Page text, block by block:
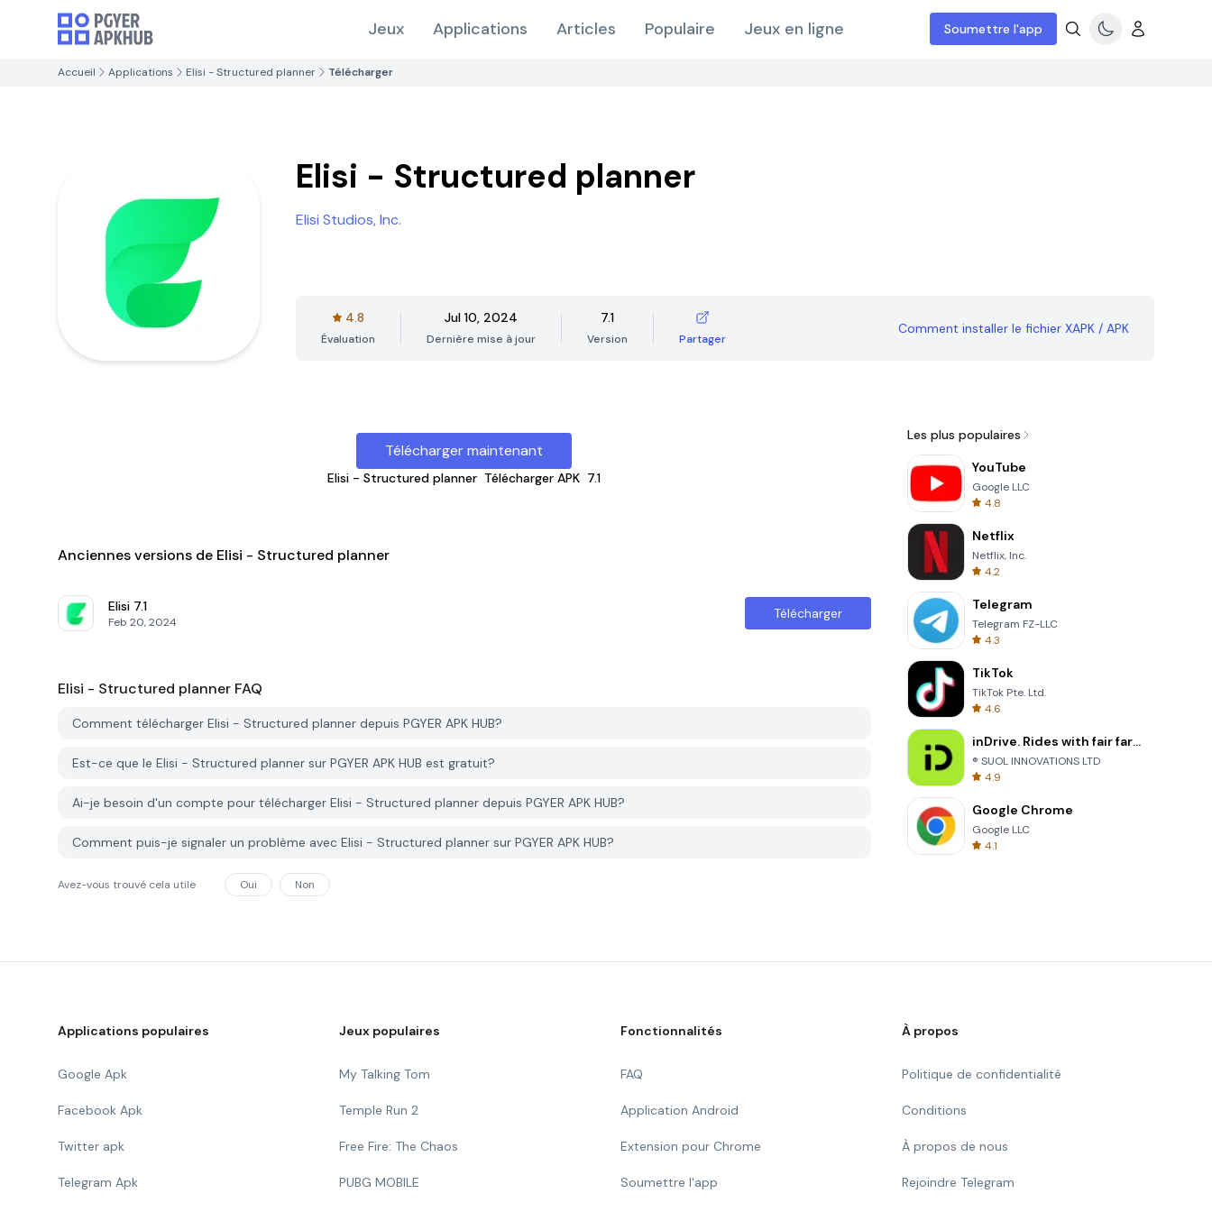
Jeux Applications Articles Populaire Jeux en ligne Soumettre l'app
Accueil Applications Elisi - Structured planner Télécharger
Elisi - Structured planner
Elisi Studios, Inc.
4.8
Évaluation
Jul 10, 2024
Dernière mise à jour
7.1
Version Partager
Comment installer le fichier XAPK / APK
Télécharger maintenant
Elisi - Structured planner Télécharger APK 7.1
Anciennes versions de Elisi - Structured planner
Elisi 7.1
Feb 20, 2024
Télécharger
Elisi - Structured planner FAQ
Comment télécharger Elisi - Structured planner depuis PGYER APK HUB?
Est-ce que le Elisi - Structured planner sur PGYER APK HUB est gratuit?
Ai-je besoin d'un compte pour télécharger Elisi - Structured planner depuis PGYER APK HUB?
Comment puis-je signaler un problème avec Elisi - Structured planner sur PGYER APK HUB?
Avez-vous trouvé cela utile Oui Non
Les plus populaires
YouTube
Google LLC
4.8
Netflix
Netflix, Inc.
4.2
Telegram
Telegram FZ-LLC
4.3
TikTok
TikTok Pte. Ltd.
4.6
inDrive. Rides with fair fares
® SUOL INNOVATIONS LTD
4.9
Google Chrome
Google LLC
4.1
Applications populaires
Google Apk
Facebook Apk
Twitter apk
Telegram Apk
Jeux populaires
My Talking Tom
Temple Run 2
Free Fire: The Chaos
PUBG MOBILE
Fonctionnalités
FAQ
Application Android
Extension pour Chrome
Soumettre l'app
À propos
Politique de confidentialité
Conditions
À propos de nous
Rejoindre Telegram